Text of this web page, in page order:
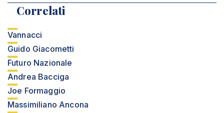
Correlati
Vannacci
Guido Giacometti
Futuro Nazionale
Andrea Bacciga
Joe Formaggio
Massimiliano Ancona